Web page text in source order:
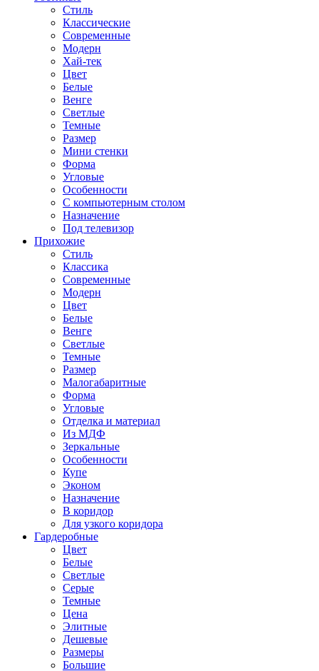
Стиль
Классические
Современные
Модерн
Хай-тек
Цвет
Белые
Венге
Светлые
Темные
Размер
Мини стенки
Форма
Угловые
Особенности
С компьютерным столом
Назначение
Под телевизор
Прихожие
Стиль
Классика
Современные
Модерн
Цвет
Белые
Венге
Светлые
Темные
Размер
Малогабаритные
Форма
Угловые
Отделка и материал
Из МДФ
Зеркальные
Особенности
Купе
Эконом
Назначение
В коридор
Для узкого коридора
Гардеробные
Цвет
Белые
Светлые
Серые
Темные
Цена
Элитные
Дешевые
Размеры
Большие